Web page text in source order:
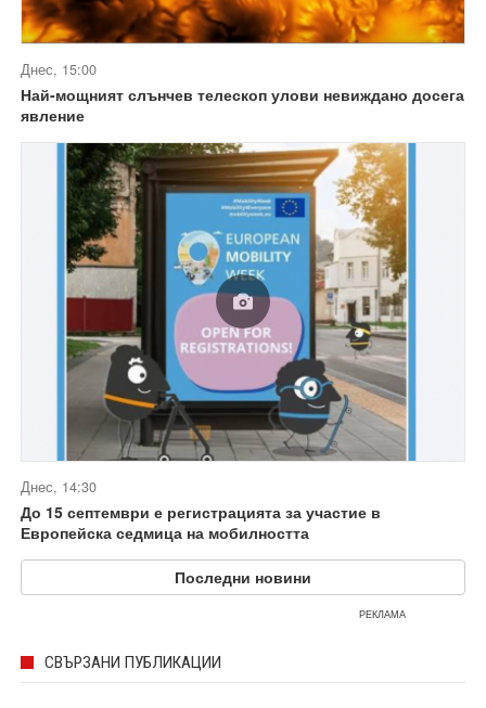
Днес, 15:00
Най-мощният слънчев телескоп улови невиждано досега
явление
Днес, 14:30
До 15 септември е регистрацията за участие в
Европейска седмица на мобилността
Последни новини
РЕКЛАМА
СВЪРЗАНИ ПУБЛИКАЦИИ